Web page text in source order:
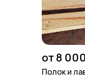
от 8
Полок и